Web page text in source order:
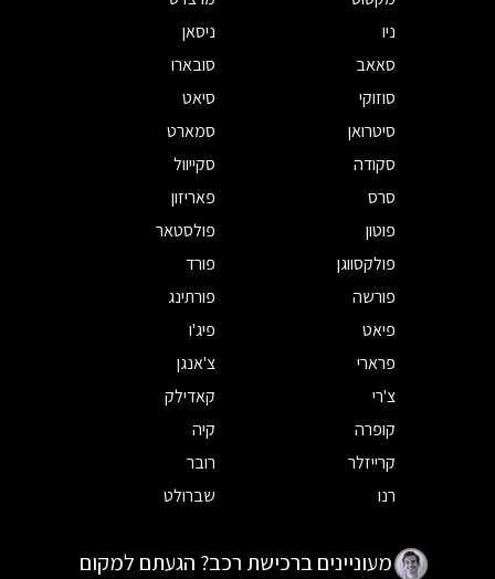
ניו
ניסאן
סאאב
סובארו
סוזוקי
סיאט
סיטרואן
סמארט
סקודה
סקייוול
סרס
פאריזון
פוטון
פולסטאר
פולקסווגן
פורד
פורשה
פורתינג
פיאט
פיג'ו
פרארי
צ'אנגן
צ'רי
קאדילק
קופרה
קיה
קרייזלר
רובר
רנו
שברולט
מעוניינים ברכישת רכב? הגעתם למקום